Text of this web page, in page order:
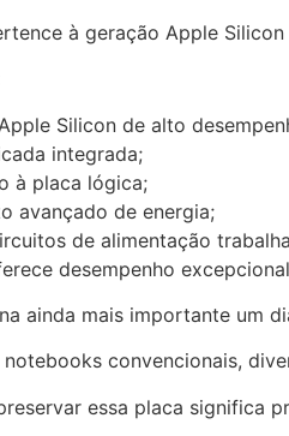
à geração Apple
Silicon de alto
integrada;
à placa lógica;
avançado de energia;
de alimentação
desempenho
ainda mais importante um
convencionais,
essa placa significa